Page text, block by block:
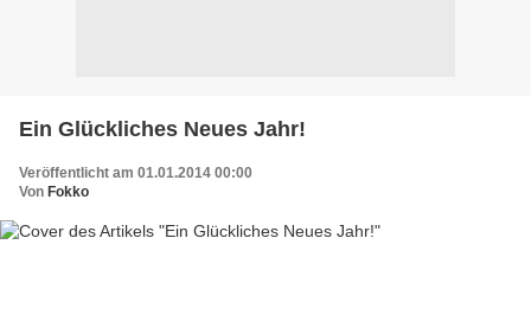
Ein Glückliches Neues Jahr!
Veröffentlicht am 01.01.2014 00:00
Von Fokko